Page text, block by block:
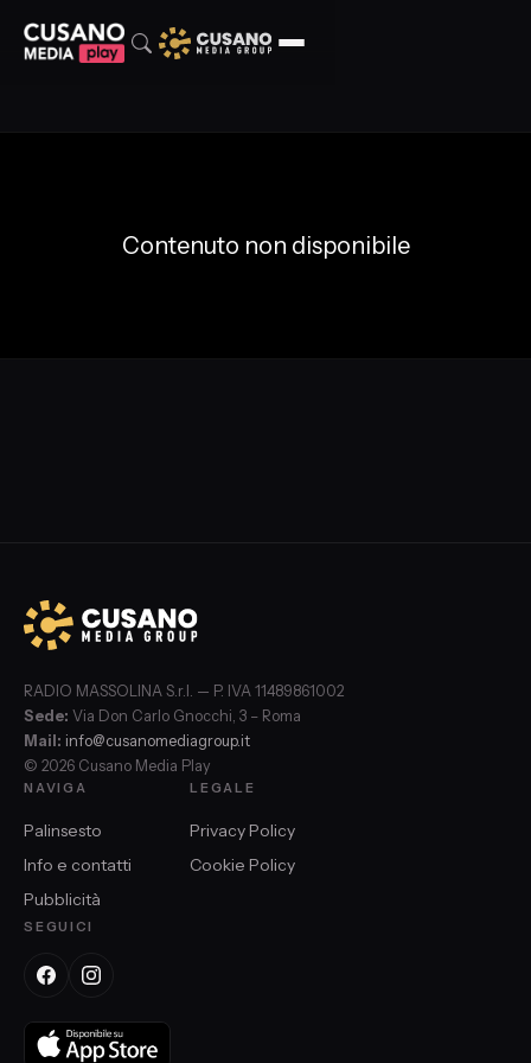
Contenuto non disponibile
RADIO MASSOLINA S.r.l. — P. IVA 11489861002
Sede: Via Don Carlo Gnocchi, 3 – Roma
Mail: info@cusanomediagroup.it
© 2026 Cusano Media Play
NAVIGA
Palinsesto
Info e contatti
Pubblicità
LEGALE
Privacy Policy
Cookie Policy
SEGUICI